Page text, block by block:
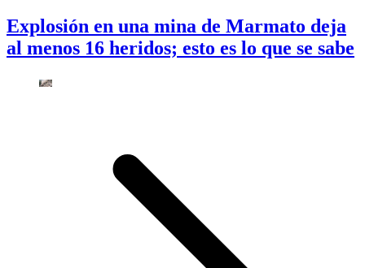
Explosión en una mina de Marmato deja
al menos 16 heridos; esto es lo que se sabe